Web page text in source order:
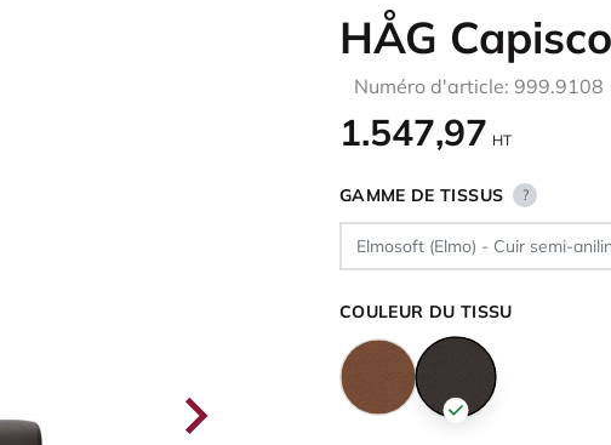
HÅG
Numéro d'article: 999.9108
1.547,97 HT
GAMME DE TISSUS ?
COULEUR DU TISSU